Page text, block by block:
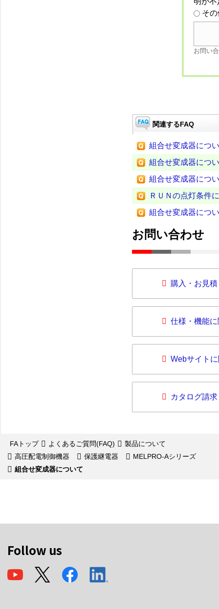
そ
お問い
関連するFAQ
組合せ変成器につ
組合せ変成器につ
組合せ変成器につ
ＲＵＮの点灯条件
組合せ変成器につ
お問い合わせ
購入・お見
仕様・機能
Webサイト
カタログ請求
FAトップ よくあるご質問(FAQ)
製品について
高圧配電制御機器
保護継電器
MELPRO-Aシリーズ
組合せ変成器について
Follow us